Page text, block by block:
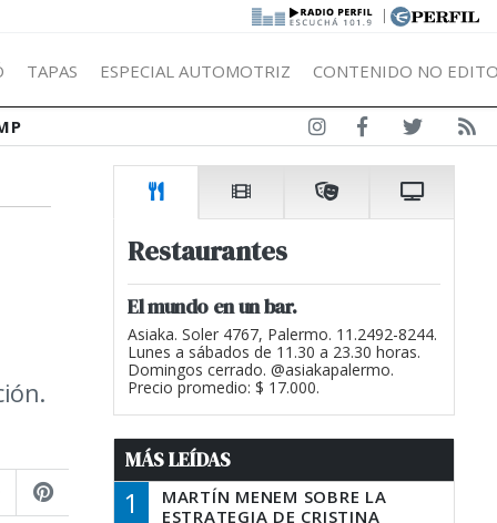
|
TAPAS ESPECIAL AUTOMOTRIZ CONTENIDO NO
Restaurantes
El mundo en un bar.
Asiaka. Soler 4767, Palermo. 11.2492-8244.
Lunes a sábados de 11.30 a 23.30 horas.
Domingos cerrado. @asiakapalermo.
Precio promedio: $ 17.000.
MÁS LEÍDAS
1
MARTÍN MENEM SOBRE LA
ESTRATEGIA DE CRISTINA